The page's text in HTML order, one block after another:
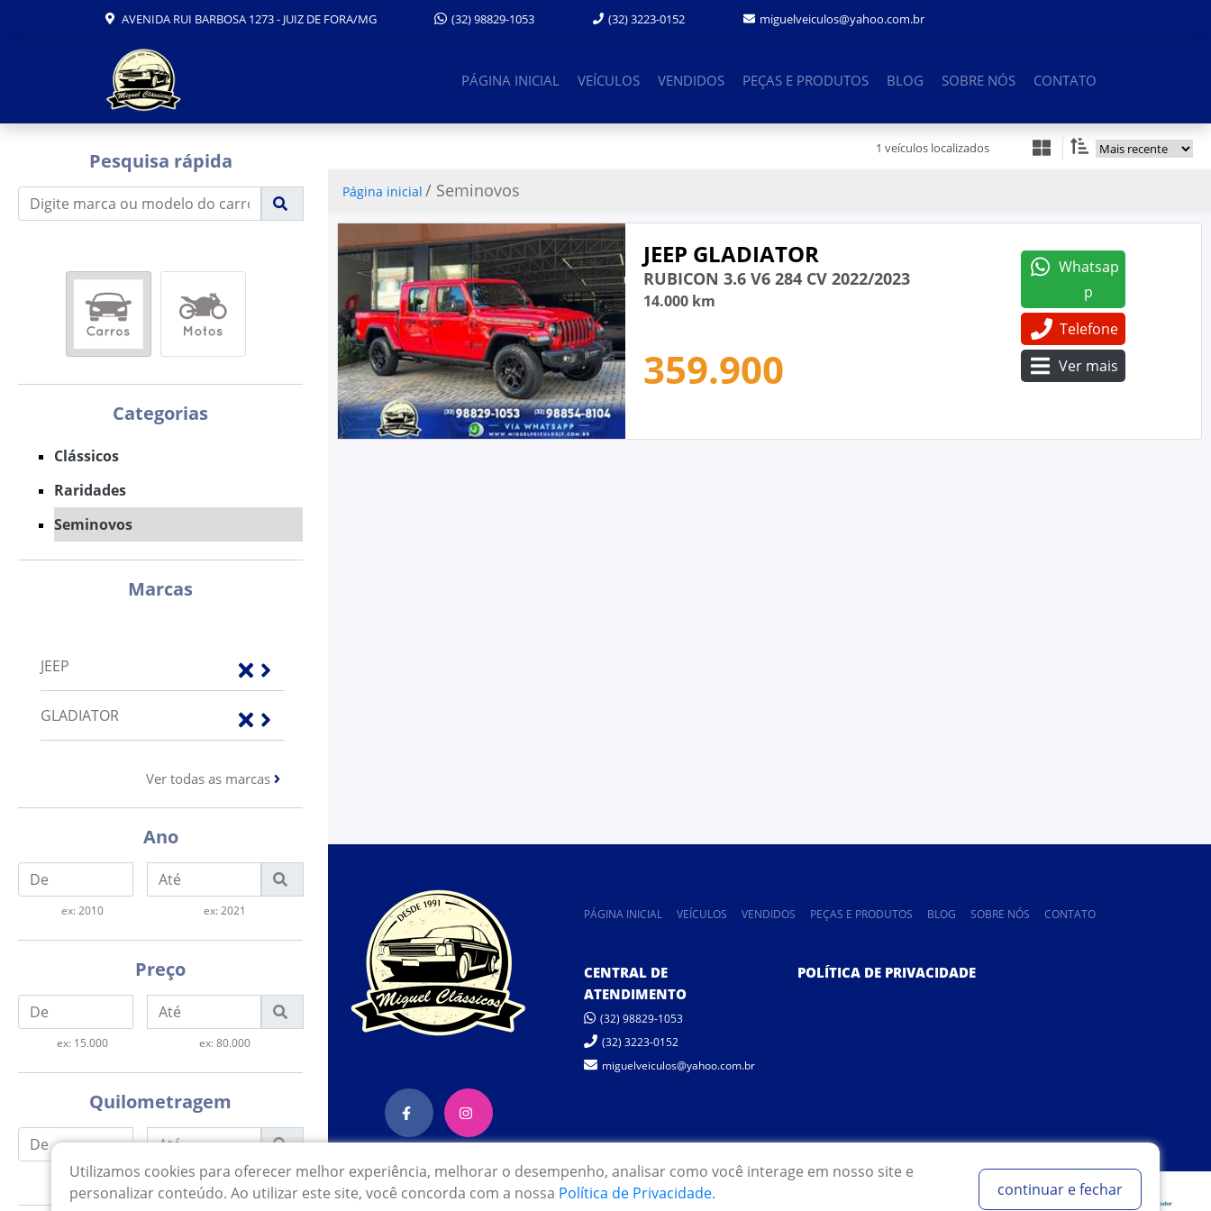
AVENIDA RUI BARBOSA 1273 - JUIZ DE FORA/MG (32) 98829-1053 (32) 3223-0152 miguelveiculos@yahoo.com.br
PÁGINA INICIAL VEÍCULOS VENDIDOS PEÇAS E PRODUTOS BLOG SOBRE NÓS CONTATO
Pesquisa rápida
Categorias
Clássicos
Raridades
Seminovos
Marcas
JEEP
GLADIATOR
Ver todas as marcas
Ano
ex: 2010 ex: 2021
Preço
ex: 15.000 ex: 80.000
Quilometragem
ex: 10.000 ex: 50.000
1 veículos localizados
Página inicial / Seminovos
JEEP GLADIATOR
RUBICON 3.6 V6 284 CV 2022/2023
14.000 km
359.900
Whatsap
p
Telefone
Ver mais
PÁGINA INICIAL VEÍCULOS VENDIDOS PEÇAS E PRODUTOS BLOG SOBRE NÓS CONTATO
CENTRAL DE
ATENDIMENTO
(32) 98829-1053
(32) 3223-0152
miguelveiculos@yahoo.com.br
POLÍTICA DE PRIVACIDADE
© 2022 Miguel Veículos. Todos os direitos reservados.
Utilizamos cookies para oferecer melhor experiência, melhorar o desempenho, analisar como você interage em nosso site e
personalizar conteúdo. Ao utilizar este site, você concorda com a nossa Política de Privacidade. continuar e fechar